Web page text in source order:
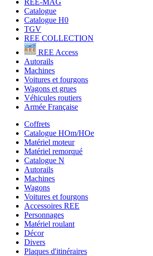
Catalogue
Catalogue H0
TGV
REE COLLECTION
REE Access
Autorails
Machines
Voitures et fourgons
Wagons et grues
Véhicules routiers
Armée Française
Coffrets
Catalogue HOm/HOe
Matériel moteur
Matériel remorqué
Catalogue N
Autorails
Machines
Wagons
Voitures et fourgons
Accessoires REE
Personnages
Matériel roulant
Décor
Divers
Plaques d'itinéraires